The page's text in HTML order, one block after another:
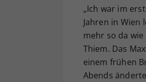
„Ich war im
Jahren in
mehr so da
Thiem. Das
einem frühen
Abends